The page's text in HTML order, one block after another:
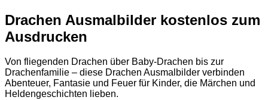
Drachen Ausmalbilder kostenlos zum
Ausdrucken
Von fliegenden Drachen über Baby-Drachen bis zur
Drachenfamilie – diese Drachen Ausmalbilder verbinden
Abenteuer, Fantasie und Feuer für Kinder, die Märchen und
Heldengeschichten lieben.